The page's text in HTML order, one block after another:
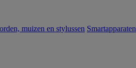
muizen en stylussen Smartapparaten